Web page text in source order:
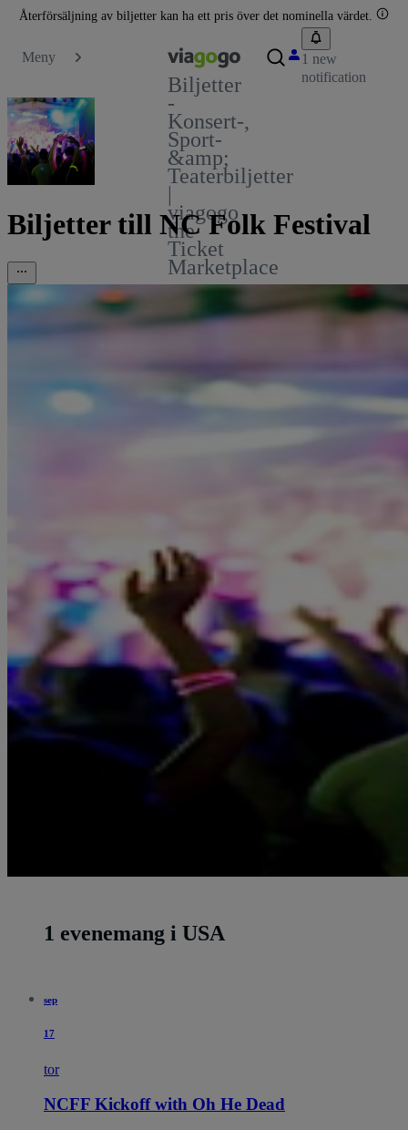
Återförsäljning av biljetter kan ha ett pris över det nominella värdet.
Meny
Biljetter
-
Konsert-,
Sport-
&amp;
Teaterbiljetter
|
viagogo
the
Ticket
Marketplace
1 new
notification
Biljetter till NC Folk Festival
1 evenemang i USA
sep
17
tor
NCFF Kickoff with Oh He Dead